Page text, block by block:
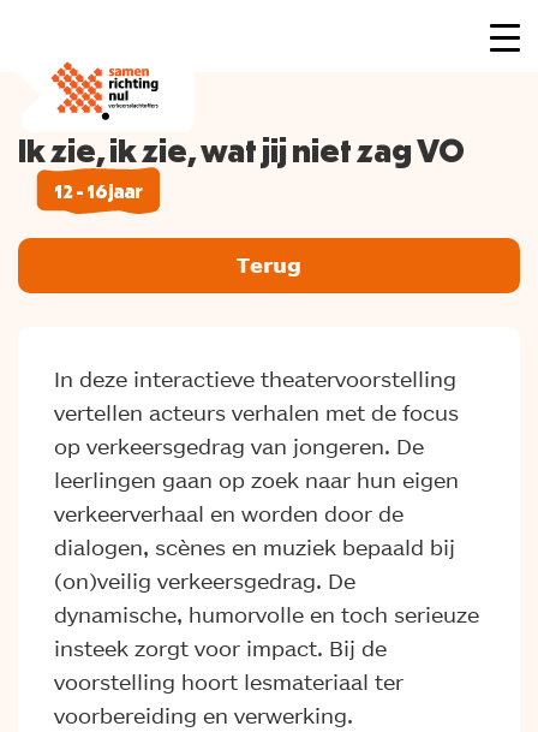
Ik zie, ik zie, wat jij niet zag VO
12 - 16 jaar
Terug
In deze interactieve theatervoorstelling
vertellen acteurs verhalen met de focus
op verkeersgedrag van jongeren. De
leerlingen gaan op zoek naar hun eigen
verkeerverhaal en worden door de
dialogen, scènes en muziek bepaald bij
(on)veilig verkeersgedrag. De
dynamische, humorvolle en toch serieuze
insteek zorgt voor impact. Bij de
voorstelling hoort lesmateriaal ter
voorbereiding en verwerking.